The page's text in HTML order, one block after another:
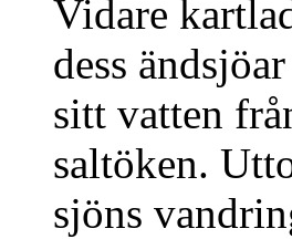
Vidare
dess
sitt vatten
saltöken.
sjöns